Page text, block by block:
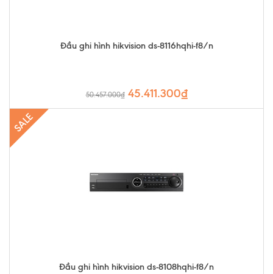
Đầu ghi hình hikvision ds-8116hqhi-f8/n
50.457.000₫ 45.411.300₫
SALE
Đầu ghi hình hikvision ds-8108hqhi-f8/n